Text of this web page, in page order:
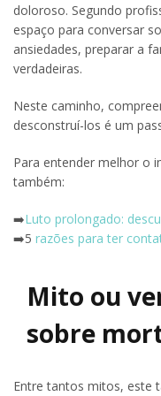
doloroso. Segundo
espaço para conversar
ansiedades, preparar a
verdadeiras.
Neste caminho,
desconstruí-los é um
Para entender melhor o
também:
➡️Luto prolongado:
➡️5 razões para ter
Mito ou
sobre
Entre tantos mitos, este